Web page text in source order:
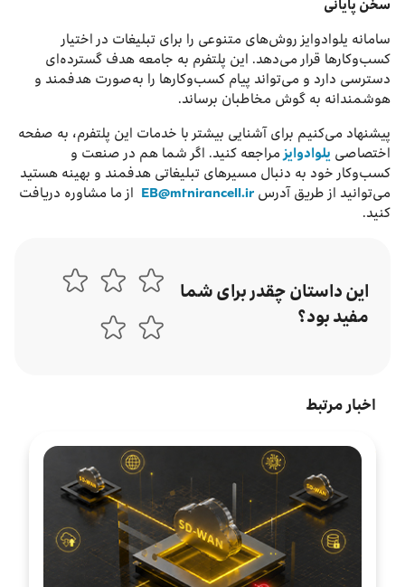
سخن پایانی
سامانه یلوادوایز روش‌های متنوعی را برای تبلیغات در اختیار
کسب‌وکارها قرار می‌دهد. این پلتفرم به جامعه هدف گسترده‌ای
دسترسی دارد و می‌تواند پیام کسب‌وکارها را به‌صورت هدفمند و
هوشمندانه به گوش مخاطبان برساند.
پیشنهاد می‌کنیم برای آشنایی بیشتر با خدمات این پلتفرم، به صفحه
اختصاصی یلوادوایز مراجعه کنید. اگر شما هم در صنعت و
کسب‌و‌کار خود به دنبال مسیرهای تبلیغاتی هدفمند و بهینه هستید
می‌توانید از طریق آدرس EB@mtnirancell.ir از ما مشاوره دریافت
کنید.
این داستان چقدر برای شما
مفید بود؟
اخبار مرتبط